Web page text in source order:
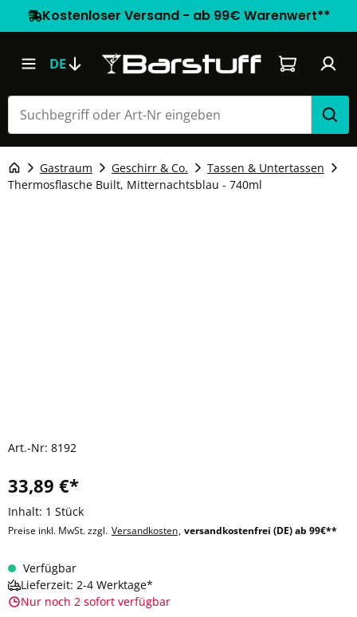
Kostenloser Versand - ab 99€ Warenwert**
DE Warenkorb
Gastraum Geschirr & Co.
Tassen & Untertassen
Thermosflasche Built, Mitternachtsblau - 740ml
Art.-Nr: 8192
33,89 €*
Inhalt: 1 Stück
Preise inkl. MwSt. zzgl. Versandkosten, versandkostenfrei (DE) ab 99€**
Verfügbar
Lieferzeit: 2-4 Werktage*
Nur noch 2 sofort verfügbar